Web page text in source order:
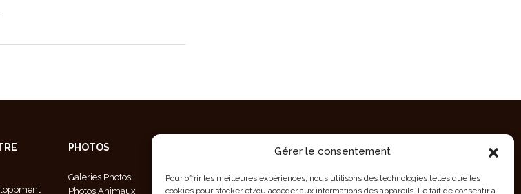
Gérer le consentement
Pour offrir les meilleures expériences, nous utilisons des technologies telles que les
cookies pour stocker et/ou accéder aux informations des appareils. Le fait de consentir à
PHOTOS
Galeries Photos
Photos Animaux
Tél/Fax : +264 61 220 197